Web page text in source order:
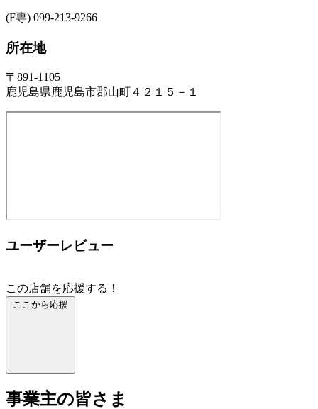
(F専) 099-213-9266
所在地
〒891-1105
鹿児島県鹿児島市郡山町４２１５－１
ユーザーレビュー
この店舗を応援する！
ここから応援
事業主の皆さま